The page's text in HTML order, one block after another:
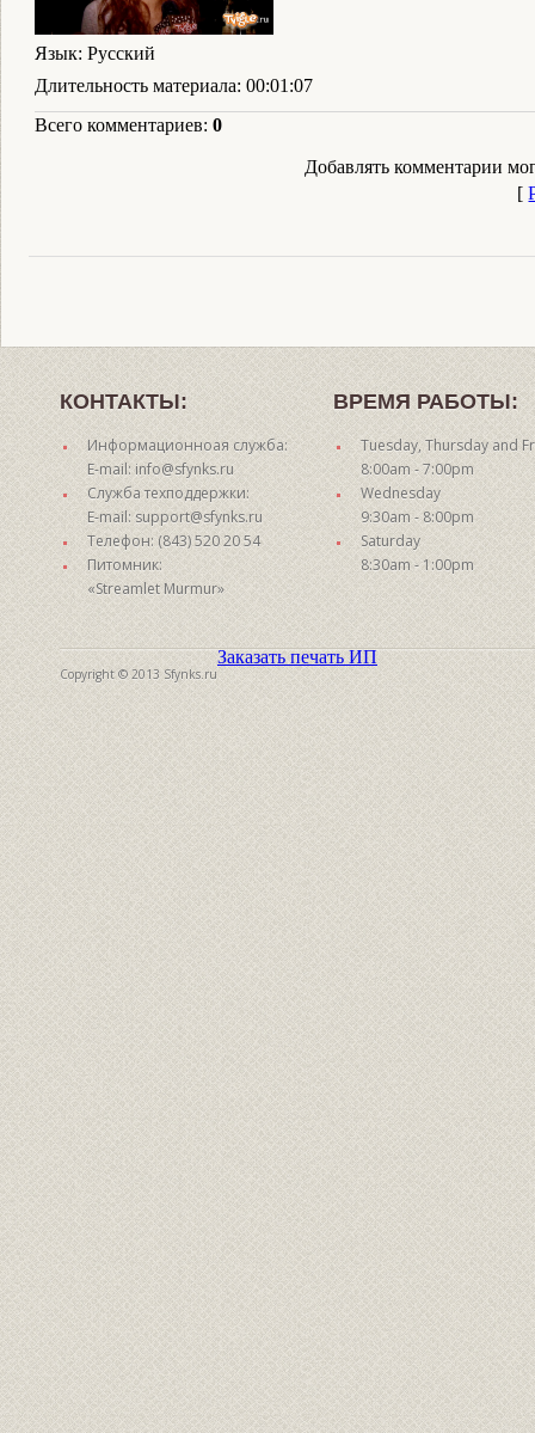
Язык: Русский
Длительность материала: 00:01:07
Всего комментариев: 0
Добавлять комментарии
[
КОНТАКТЫ:
Информационноая служба:
E-mail: info@sfynks.ru
Служба техподдержки:
E-mail: support@sfynks.ru
Телефон: (843) 520 20 54
Питомник:
«Streamlet Murmur»
ВРЕМЯ РАБОТЫ:
Tuesday, Thursday and
8:00am - 7:00pm
Wednesday
9:30am - 8:00pm
Saturday
8:30am - 1:00pm
Copyright © 2013 Sfynks.ru
Заказать печать ИП